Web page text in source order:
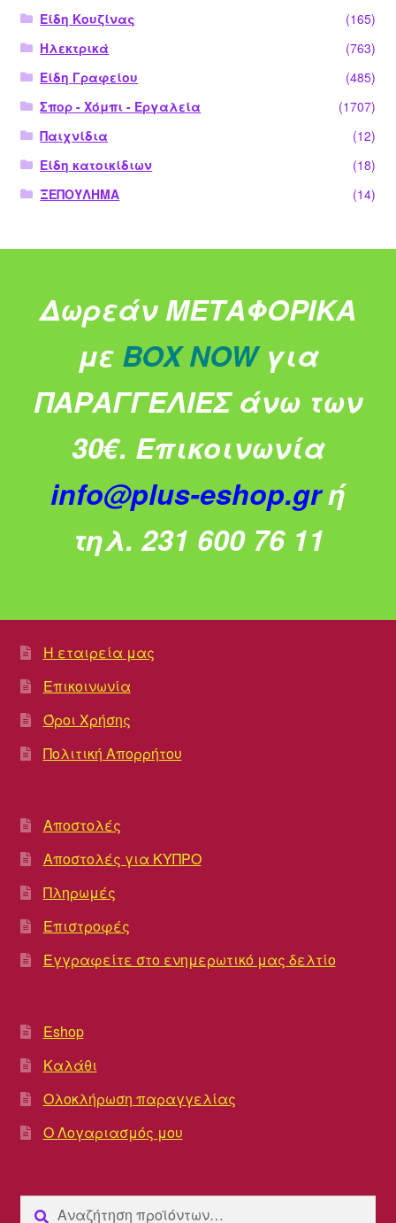
Είδη Κουζίνας
(165)
Ηλεκτρικά
(763)
Είδη Γραφείου
(485)
Σπορ - Χόμπι - Εργαλεία
(1707)
Παιχνίδια
(12)
Είδη κατοικίδιων
(18)
ΞΕΠΟΥΛΗΜΑ
(14)
Δωρεάν ΜΕΤΑΦΟΡΙΚΑ
με BOX NOW για
ΠΑΡΑΓΓΕΛΙΕΣ άνω των
30€. Επικοινωνία
info@plus-eshop.grή
τηλ. 231 600 76 11
Η εταιρεία μας
Επικοινωνία
Όροι Χρήσης
Πολιτική Απορρήτου
Αποστολές
Αποστολές για ΚΥΠΡΟ
Πληρωμές
Επιστροφές
Εγγραφείτε στο ενημερωτικό μας δελτίο
Eshop
Καλάθι
Ολοκλήρωση παραγγελίας
Ο Λογαριασμός μου
Αναζήτηση
Αναζήτηση